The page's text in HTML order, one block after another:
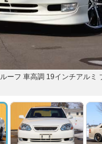
ーフ 車高調 19インチアルミ